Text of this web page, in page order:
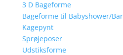
3 D Bageforme
Bageforme til Babyshower/
Kagepynt
Sprøjeposer
Udstiksforme